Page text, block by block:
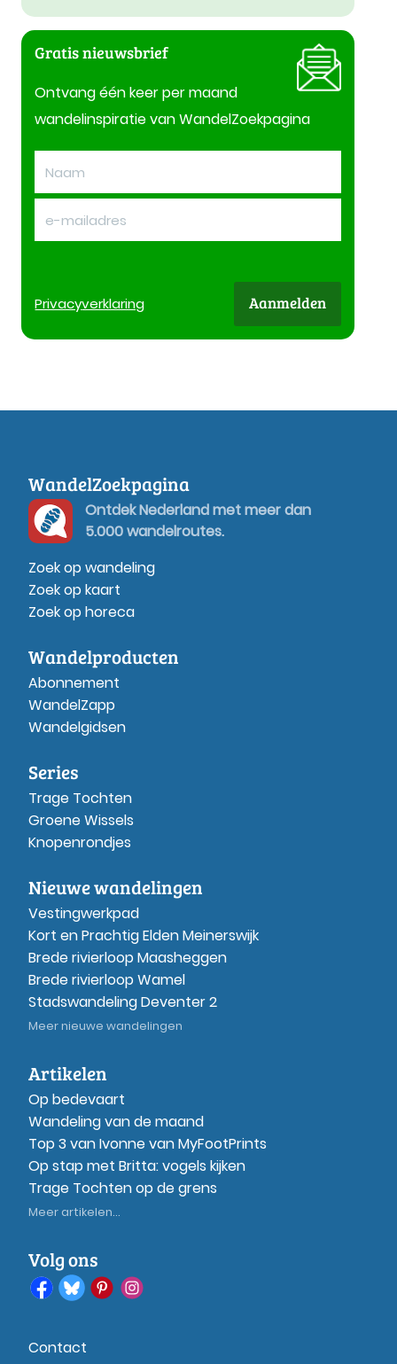
Gratis nieuwsbrief
Ontvang één keer per maand
wandelinspiratie van WandelZoekpagina
Privacyverklaring Aanmelden
WandelZoekpagina
Ontdek Nederland met meer dan
5.000 wandelroutes.
Zoek op wandeling
Zoek op kaart
Zoek op horeca
Wandelproducten
Abonnement
WandelZapp
Wandelgidsen
Series
Trage Tochten
Groene Wissels
Knopenrondjes
Nieuwe wandelingen
Vestingwerkpad
Kort en Prachtig Elden Meinerswijk
Brede rivierloop Maasheggen
Brede rivierloop Wamel
Stadswandeling Deventer 2
Meer nieuwe wandelingen
Artikelen
Op bedevaart
Wandeling van de maand
Top 3 van Ivonne van MyFootPrints
Op stap met Britta: vogels kijken
Trage Tochten op de grens
Meer artikelen...
Volg ons
Contact